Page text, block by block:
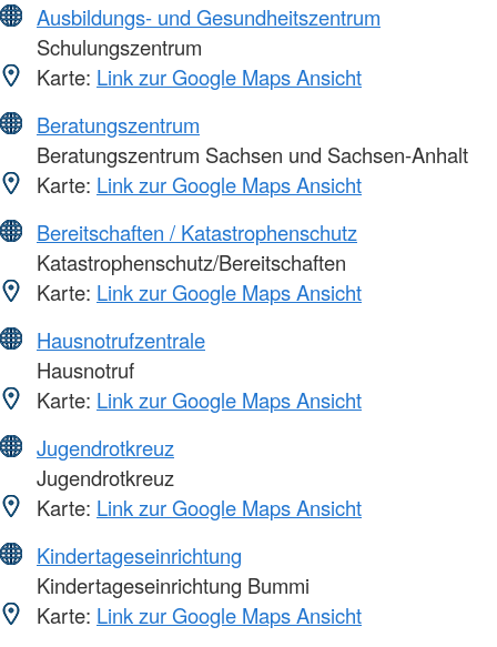
Ausbildungs- und Gesundheitszentrum
Schulungszentrum
Karte: Link zur Google Maps Ansicht
Beratungszentrum
Beratungszentrum Sachsen und Sachsen-Anhalt
Karte: Link zur Google Maps Ansicht
Bereitschaften / Katastrophenschutz
Katastrophenschutz/Bereitschaften
Karte: Link zur Google Maps Ansicht
Hausnotrufzentrale
Hausnotruf
Karte: Link zur Google Maps Ansicht
Jugendrotkreuz
Jugendrotkreuz
Karte: Link zur Google Maps Ansicht
Kindertageseinrichtung
Kindertageseinrichtung Bummi
Karte: Link zur Google Maps Ansicht